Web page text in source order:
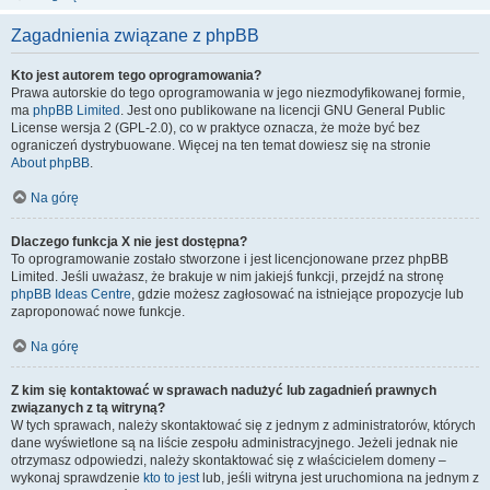
Zagadnienia związane z phpBB
Kto jest autorem tego oprogramowania?
Prawa autorskie do tego oprogramowania w jego niezmodyfikowanej formie,
ma phpBB Limited . Jest ono publikowane na licencji GNU General Public
License wersja 2 (GPL-2.0), co w praktyce oznacza, że może być bez
ograniczeń dystrybuowane. Więcej na ten temat dowiesz się na stronie
About phpBB.
Na górę
Dlaczego funkcja X nie jest dostępna?
To oprogramowanie zostało stworzone i jest licencjonowane przez phpBB
Limited. Jeśli uważasz, że brakuje w nim jakiejś funkcji, przejdź na stronę
phpBB Ideas Centre, gdzie możesz zagłosować na istniejące propozycje lub
zaproponować nowe funkcje.
Na górę
Z kim się kontaktować w sprawach nadużyć lub zagadnień prawnych
związanych z tą witryną?
W tych sprawach, należy skontaktować się z jednym z administratorów, których
dane wyświetlone są na liście zespołu administracyjnego. Jeżeli jednak nie
otrzymasz odpowiedzi, należy skontaktować się z właścicielem domeny –
wykonaj sprawdzenie kto to jestlub, jeśli witryna jest uruchomiona na jednym z